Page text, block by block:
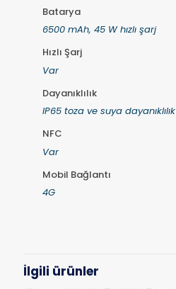
Batarya
6500 mAh, 45 W hızlı şarj
Hızlı Şarj
Var
Dayanıklılık
IP65 toza ve suya dayanıklılık
NFC
Var
Mobil Bağlantı
4G
İlgili ürünler